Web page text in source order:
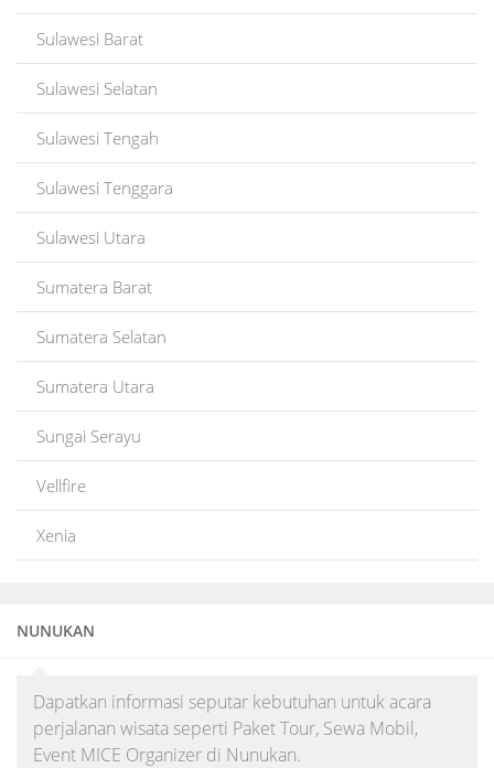
NUNUKAN
Dapatkan informasi seputar kebutuhan untuk acara
perjalanan wisata seperti Paket Tour, Sewa Mobil,
Event MICE Organizer di Nunukan.
Sulawesi Barat
Sulawesi Selatan
Sulawesi Tengah
Sulawesi Tenggara
Sulawesi Utara
Sumatera Barat
Sumatera Selatan
Sumatera Utara
Sungai Serayu
Vellfire
Xenia